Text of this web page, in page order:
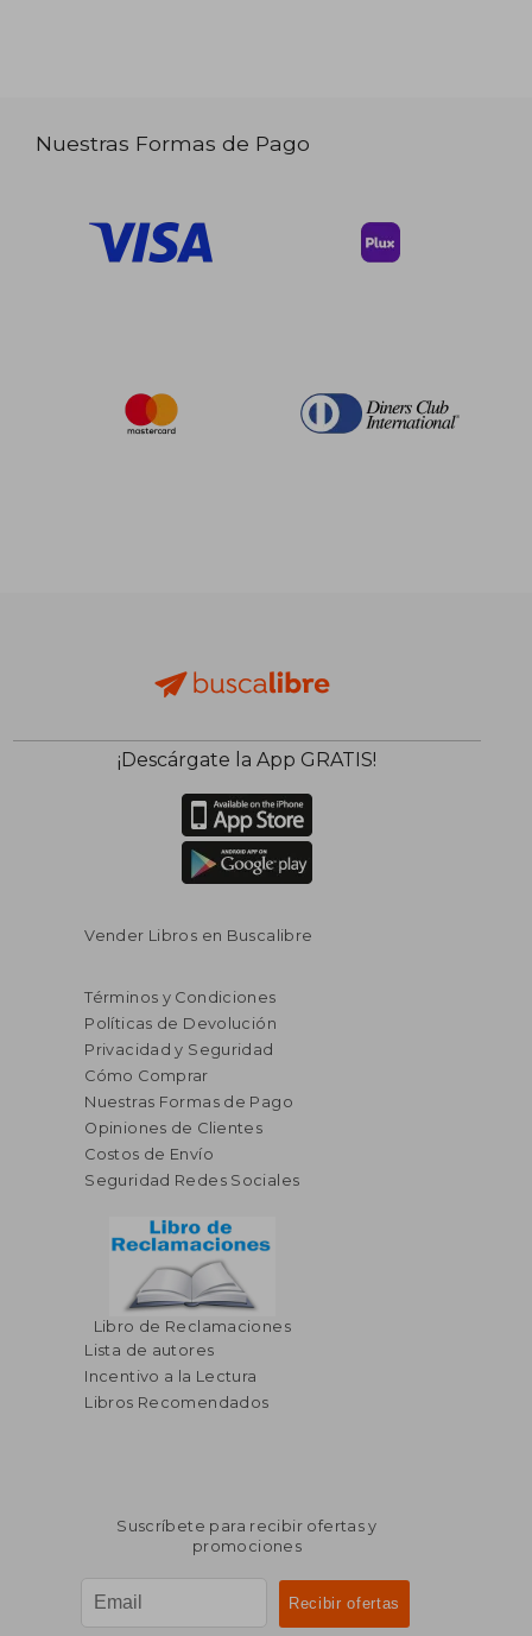
Nuestras Formas de Pago
¡Descárgate la App GRATIS!
Vender Libros en Buscalibre
Términos y Condiciones
Políticas de Devolución
Privacidad y Seguridad
Cómo Comprar
Nuestras Formas de Pago
Opiniones de Clientes
Costos de Envío
Seguridad Redes Sociales
Libro de Reclamaciones
Lista de autores
Incentivo a la Lectura
Libros Recomendados
Suscríbete para recibir ofertas y
promociones